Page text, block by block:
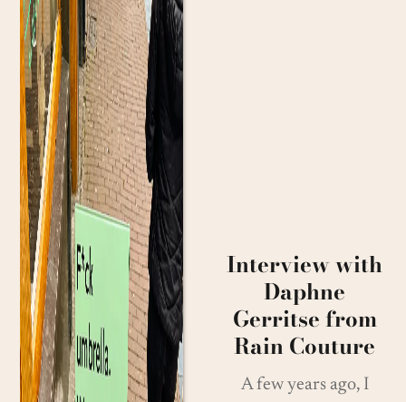
Interview with
Daphne
Gerritse from
Rain Couture
A few years ago, I